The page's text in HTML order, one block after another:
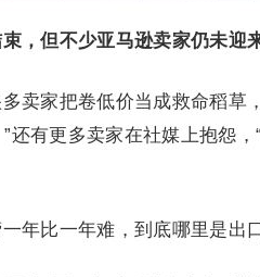
，但不少亚马逊卖家仍未迎
卖家把卷低价当成救命稻草
还有更多卖家在社媒上抱怨
年比一年难，到底哪里是出